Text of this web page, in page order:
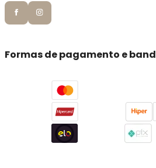
Formas de pagamento e